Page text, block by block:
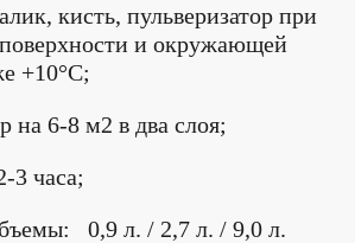
кисть, пульверизатор при
и окружающей
+10°С;
на 6-8 м2 в два слоя;
3 часа;
0,9 л. / 2,7 л. / 9,0 л.